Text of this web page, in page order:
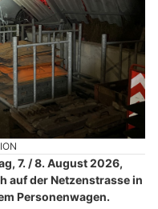
7. / 8. August 2026,
auf der Netzenstrasse in
Personenwagen.